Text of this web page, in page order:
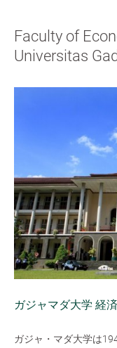
Faculty of
Universitas
ガジャマダ大学 経
ガジャ・マダ大学は